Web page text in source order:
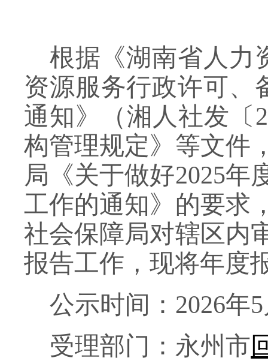
根据《湖南省人力
资源服务行政许可、
通知》（湘人社发〔
构管理规定》等文件
局《关于做好2025年
工作的通知》的要求
社会保障局对辖区内
报告工作，现将年度
公示时间： 2026年
受理部门：永州市